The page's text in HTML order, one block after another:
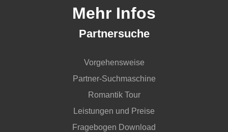
Mehr Infos
Partnersuche
Vorgehensweise
Partner-Suchmaschine
Romantik Tour
Leistungen und Preise
Fragebogen Download